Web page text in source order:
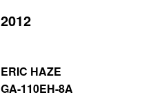
2012
ERIC HAZE
GA-110EH-8A